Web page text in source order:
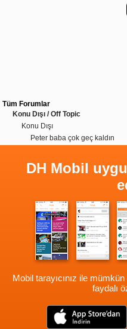
Tüm Forumlar
Konu Dışı / Off Topic
Konu Dışı
Peter baba çok geç kaldın
DH Mobil
Mobil tarayıcınız ile
faydalı